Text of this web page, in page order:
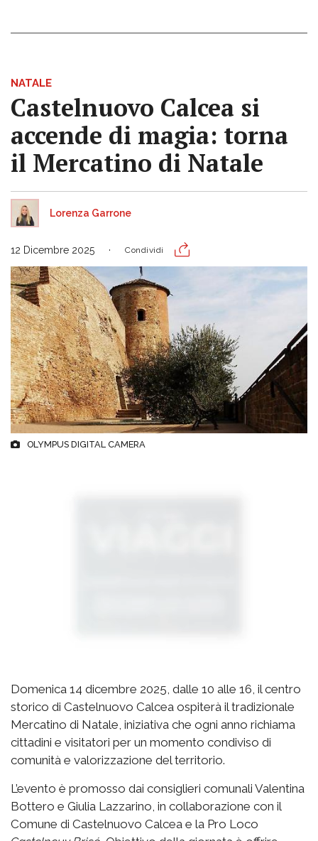
NATALE
Castelnuovo Calcea si
accende di magia: torna
il Mercatino di Natale
Lorenza Garrone
12 Dicembre 2025 Condividi
OLYMPUS DIGITAL CAMERA
Domenica 14 dicembre 2025, dalle 10 alle 16, il centro
storico di Castelnuovo Calcea ospiterà il tradizionale
Mercatino di Natale, iniziativa che ogni anno richiama
cittadini e visitatori per un momento condiviso di
comunità e valorizzazione del territorio.
L’evento è promosso dai consiglieri comunali Valentina
Bottero e Giulia Lazzarino, in collaborazione con il
Comune di Castelnuovo Calcea e la Pro Loco